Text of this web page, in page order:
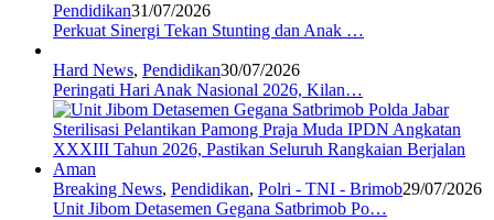
Pendidikan31/07/2026
Perkuat Sinergi Tekan Stunting dan Anak …
Hard News, Pendidikan30/07/2026
Peringati Hari Anak Nasional 2026, Kilan…
Breaking News, Pendidikan, Polri - TNI - Brimob29/07/2026
Unit Jibom Detasemen Gegana Satbrimob Po…